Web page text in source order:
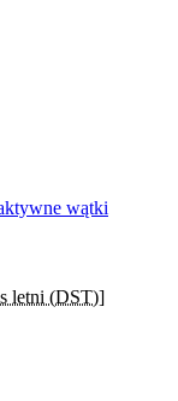
wątki
letni (DST)]